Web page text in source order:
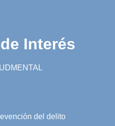
Interés
del delito